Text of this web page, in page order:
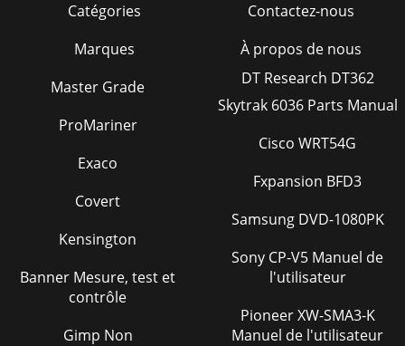
Catégories
Marques
Contactez-nous
À propos de nous
Master Grade
ProMariner
Exaco
Covert
Kensington
Banner Mesure, test et
contrôle
Gimp Non
DT Research DT362
Skytrak 6036 Parts Manual
Cisco WRT54G
Fxpansion BFD3
Samsung DVD-1080PK
Sony CP-V5 Manuel de
l'utilisateur
Pioneer XW-SMA3-K
Manuel de l'utilisateur